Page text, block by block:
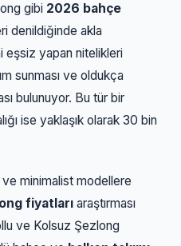
gibi 2026 bahçe
denildiğinde akla
eşsiz yapan nitelikleri
sunması ve oldukça
bulunuyor. Bu tür bir
ise yaklaşık olarak 30 bin
ve minimalist modellere
fiyatları araştırması
ve Kolsuz Şezlong